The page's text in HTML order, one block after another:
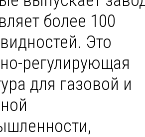
более 100
Это
регулирующая
для газовой и